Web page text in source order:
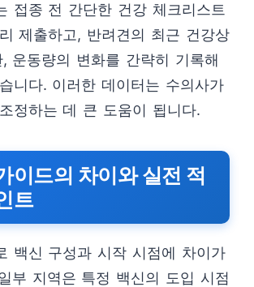
접종 전 간단한 건강 체크리스트
제출하고, 반려견의 최근 건강상
운동량의 변화를 간략히 기록해
니다. 이러한 데이터는 수의사가
정하는 데 큰 도움이 됩니다.
이드의 차이와 실전 적
트
백신 구성과 시작 시점에 차이가
부 지역은 특정 백신의 도입 시점